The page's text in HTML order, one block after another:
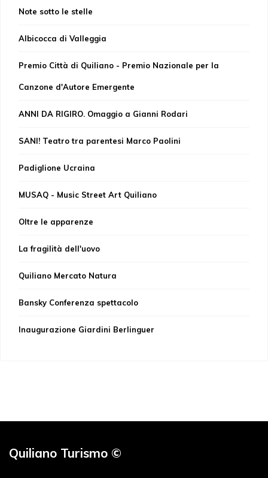
Note sotto le stelle
Albicocca di Valleggia
Premio Città di Quiliano - Premio Nazionale per la
Canzone d'Autore Emergente
ANNI DA RIGIRO. Omaggio a Gianni Rodari
SANI! Teatro tra parentesi Marco Paolini
Padiglione Ucraina
MUSAQ - Music Street Art Quiliano
Oltre le apparenze
La fragilità dell'uovo
Quiliano Mercato Natura
Bansky Conferenza spettacolo
Inaugurazione Giardini Berlinguer
Quiliano Turismo ©